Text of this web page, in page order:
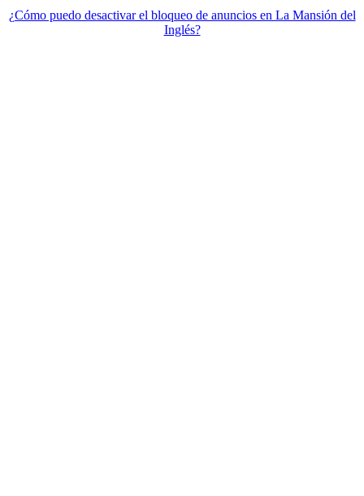
¿Cómo puedo desactivar el bloqueo de anuncios en La Mansión del
Inglés?